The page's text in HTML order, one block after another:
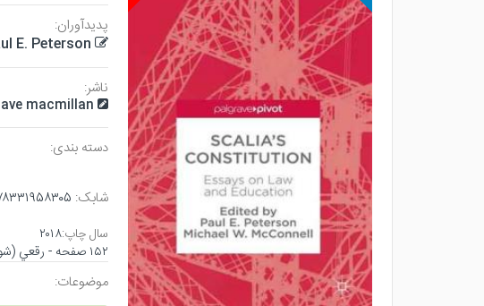
پدیدآوران:
E. Peterson
ناشر:
macmillan
دسته بندی:
شابک:
سال چاپ:۲۰۱۸
۱۵۲ صفحه - رقعي (شوميز) - چاپ ۲
موضوعات: